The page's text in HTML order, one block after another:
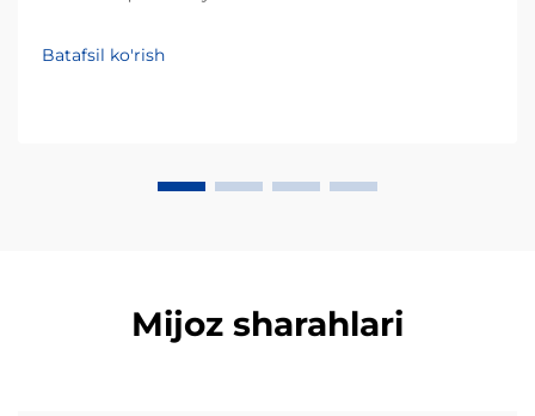
ishlagan tajribamdan kelib chiqqan holda, doimiy
natijaga erishishda eng kam baholangan omil — bu
Batafsil ko'rish
Mijoz sharahlari